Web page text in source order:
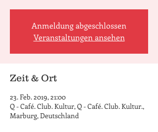
Anmeldung abgeschlossen
Veranstaltungen ansehen
Zeit & Ort
23. Feb. 2019, 21:00
Q - Café. Club. Kultur, Q - Café. Club. Kultur.,
Marburg, Deutschland